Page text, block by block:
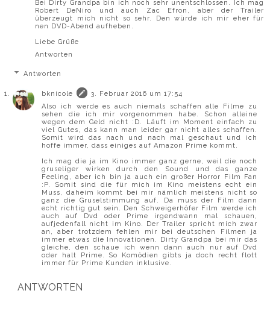
Bei Dirty Grandpa bin ich noch sehr unentschlossen. Ich mag
Robert DeNiro und auch Zac Efron, aber der Trailer
überzeugt mich nicht so sehr. Den würde ich mir eher für
nen DVD-Abend aufheben.
Liebe Grüße
Antworten
Antworten
bknicole
3. Februar 2016 um 17:54
Also ich werde es auch niemals schaffen alle Filme zu
sehen die ich mir vorgenommen habe. Schon alleine
wegen dem Geld nicht :D. Läuft im Moment einfach zu
viel Gutes, das kann man leider gar nicht alles schaffen.
Somit wird das nach und nach mal geschaut und ich
hoffe immer, dass einiges auf Amazon Prime kommt.
Ich mag die ja im Kino immer ganz gerne, weil die noch
gruseliger wirken durch den Sound und das ganze
Feeling, aber ich bin ja auch ein großer Horror Film Fan
:P. Somit sind die für mich im Kino meistens echt ein
Muss, daheim kommt bei mir nämlich meistens nicht so
ganz die Gruselstimmung auf. Da muss der Film dann
echt richtig gut sein. Den Schweigerhöfer Film werde ich
auch auf Dvd oder Prime irgendwann mal schauen,
aufjedenfall nicht im Kino. Der Trailer spricht mich zwar
an, aber trotzdem fehlen mir bei deutschen Filmen ja
immer etwas die Innovationen. Dirty Grandpa bei mir das
gleiche, den schaue ich wenn dann auch nur auf Dvd
oder halt Prime. So Komödien gibts ja doch recht flott
immer für Prime Kunden inklusive.
ANTWORTEN